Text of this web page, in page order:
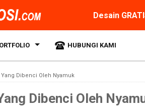
Desain
HUBUNGI KAMI
Dibenci Oleh Nyamuk
Dibenci Oleh